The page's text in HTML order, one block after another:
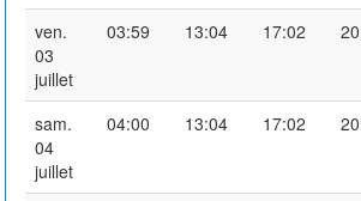
ven.
03
juillet
03:59 13:04 17:02
sam.
04
juillet
04:00 13:04 17:02